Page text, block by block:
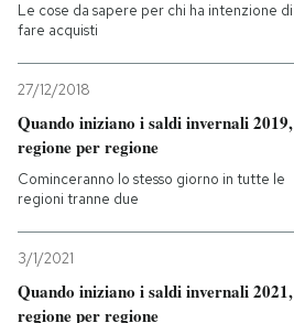
Le cose da sapere per chi ha intenzione di
fare acquisti
27/12/2018
Quando iniziano i saldi invernali 2019,
regione per regione
Cominceranno lo stesso giorno in tutte le
regioni tranne due
3/1/2021
Quando iniziano i saldi invernali 2021,
regione per regione